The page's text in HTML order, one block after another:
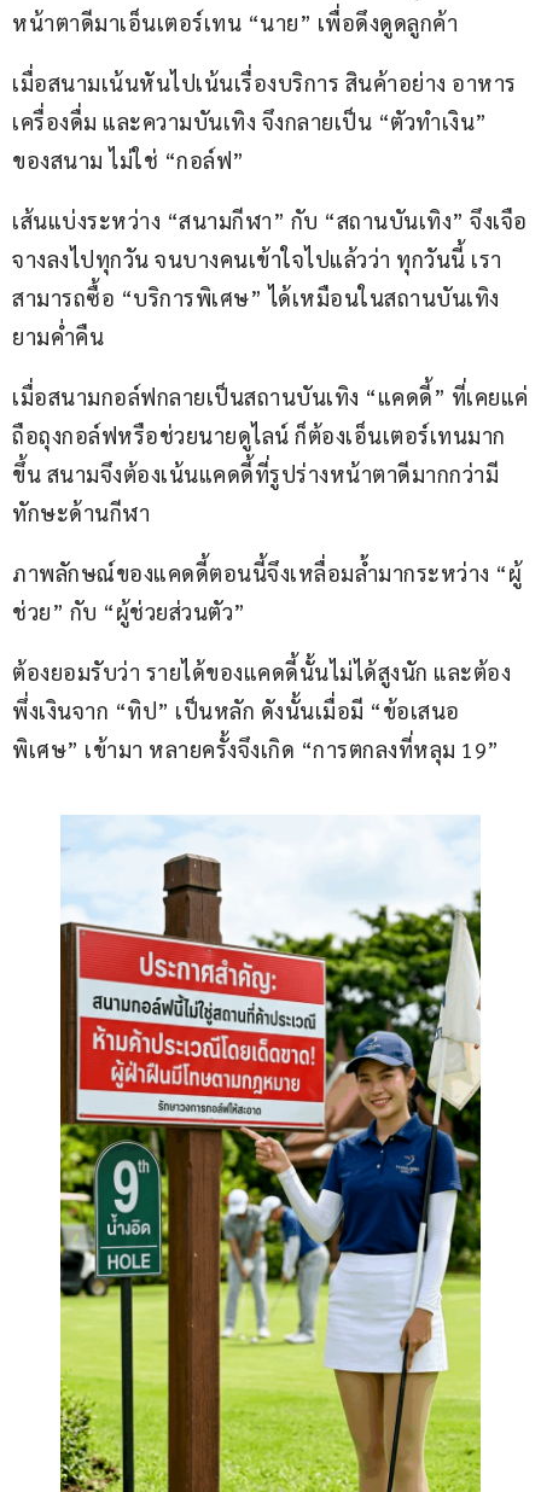
หน้าตาดีมาเอ็นเตอร์เทน “นาย” เพื่อดึงดูดลูกค้า
เมื่อสนามเน้นหันไปเน้นเรื่องบริการ สินค้าอย่าง อาหาร
เครื่องดื่ม และความบันเทิง จึงกลายเป็น “ตัวทำเงิน”
ของสนาม ไม่ใช่ “กอล์ฟ”
เส้นแบ่งระหว่าง “สนามกีฬา” กับ “สถานบันเทิง” จึงเจือ
จางลงไปทุกวัน จนบางคนเข้าใจไปแล้วว่า ทุกวันนี้ เรา
สามารถซื้อ “บริการพิเศษ” ได้เหมือนในสถานบันเทิง
ยามค่ำคืน
เมื่อสนามกอล์ฟกลายเป็นสถานบันเทิง “แคดดี้” ที่เคยแค่
ถือถุงกอล์ฟหรือช่วยนายดูไลน์ ก็ต้องเอ็นเตอร์เทนมาก
ขึ้น สนามจึงต้องเน้นแคดดี้ที่รูปร่างหน้าตาดีมากกว่ามี
ทักษะด้านกีฬา
ภาพลักษณ์ของแคดดี้ตอนนี้จึงเหลื่อมล้ำมากระหว่าง “ผู้
ช่วย” กับ “ผู้ช่วยส่วนตัว”
ต้องยอมรับว่า รายได้ของแคดดี้นั้นไม่ได้สูงนัก และต้อง
พึ่งเงินจาก “ทิป” เป็นหลัก ดังนั้นเมื่อมี “ข้อเสนอ
พิเศษ” เข้ามา หลายครั้งจึงเกิด “การตกลงที่หลุม 19”